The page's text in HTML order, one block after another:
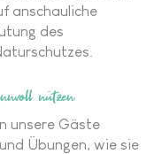
anschauliche
des
nützen
unsere Gäste
Übungen, wie sie